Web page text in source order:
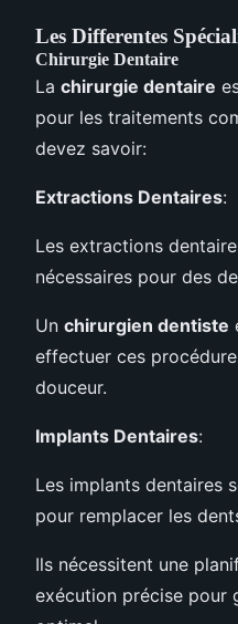
Les Differentes
Chirurgie Dentaire
La chirurgie dentaire
pour les traitements
devez savoir:
Extractions Dentaires:
Les extractions
nécessaires pour des
Un chirurgien dentiste
effectuer ces
douceur.
Implants Dentaires:
Les implants dentaires
pour remplacer les
Ils nécessitent une
exécution précise pour